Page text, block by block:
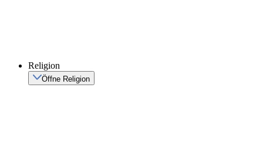
Religion
Öffne Religion